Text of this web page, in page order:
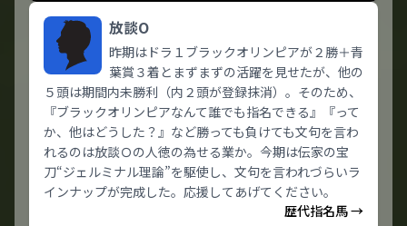
放談O
昨期はドラ１ブラックオリンピアが２勝＋青
葉賞３着とまずまずの活躍を見せたが、他の
５頭は期間内未勝利（内２頭が登録抹消）。そのため、
『ブラックオリンピアなんて誰でも指名できる』『って
か、他はどうした？』など勝っても負けても文句を言わ
れるのは放談Ｏの人徳の為せる業か。今期は伝家の宝
刀“ジェルミナル理論”を駆使し、文句を言われづらいラ
インナップが完成した。応援してあげてください。
歴代指名馬 →